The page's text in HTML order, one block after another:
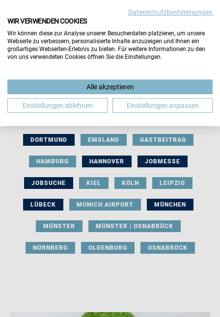
BERUFLICHE ORIENTIERUNG BEWERBUNG
DORTMUND EMSLAND GASTBEITRAG
HAMBURG HANNOVER JOBMESSE
JOBSUCHE KIEL KÖLN LEIPZIG
LÜBECK MUNICH AIRPORT MÜNCHEN
MÜNSTER MÜNSTER | OSNABRÜCK
NÜRNBERG OLDENBURG OSNABRÜCK
Datenschutzbestimmungen
WIR VERWENDEN COOKIES
Wir können diese zur Analyse unserer Besucherdaten platzieren, um unsere
Webseite zu verbessern, personalisierte Inhalte anzuzeigen und Ihnen ein
großartiges Webseiten-Erlebnis zu bieten. Für weitere Informationen zu den
von uns verwendeten Cookies öffnen Sie die Einstellungen.
Alle akzeptieren
Einstellungen ablehnen Einstellungen anpassen